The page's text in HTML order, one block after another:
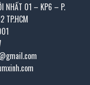
NHẤT 01 – KP6 – P.
TP.HCM